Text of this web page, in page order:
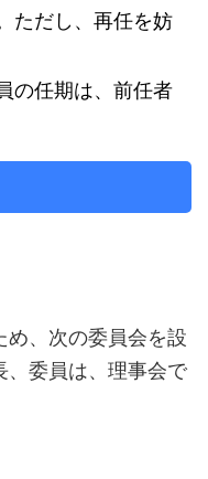
ただし、再任を妨
の任期は、前任者
め、次の委員会を設
、委員は、理事会で